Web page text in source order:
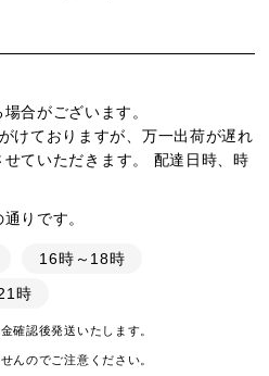
合がございます。
けておりますが、万一出荷が遅れ
ていただきます。 配達日時、時
りです。
16時～18時
時
確認後発送いたします。
んのでご注意ください。